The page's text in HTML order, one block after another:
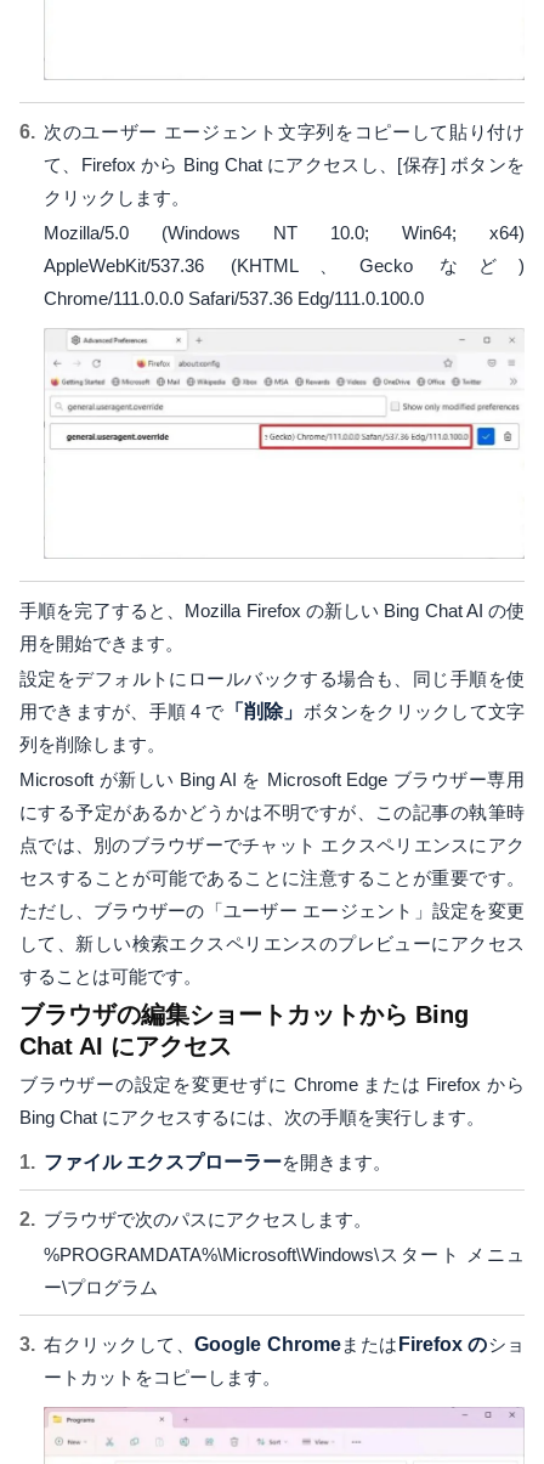
次のユーザー エージェント文字列をコピーして貼り付け
て、Firefox から Bing Chat にアクセスし、[保存] ボタンを
クリックします。
Mozilla/5.0 (Windows NT 10.0; Win64; x64)
AppleWebKit/537.36 (KHTML、Gecko など)
Chrome/111.0.0.0 Safari/537.36 Edg/111.0.100.0
手順を完了すると、Mozilla Firefox の新しい Bing Chat AI の使
用を開始できます。
設定をデフォルトにロールバックする場合も、同じ手順を使
用できますが、手順 4 で 「削除」 ボタンをクリックして文字
列を削除します。
Microsoft が新しい Bing AI を Microsoft Edge ブラウザー専用
にする予定があるかどうかは不明ですが、この記事の執筆時
点では、別のブラウザーでチャット エクスペリエンスにアク
セスすることが可能であることに注意することが重要です。
ただし、ブラウザーの「ユーザー エージェント」設定を変更
して、新しい検索エクスペリエンスのプレビューにアクセス
することは可能です。
ブラウザの編集ショートカットから Bing
Chat AI にアクセス
ブラウザーの設定を変更せずに Chrome または Firefox から
Bing Chat にアクセスするには、次の手順を実行します。
ファイル エクスプローラーを開きます。
ブラウザで次のパスにアクセスします。
%PROGRAMDATA%\Microsoft\Windows\スタート メニュ
ー\プログラム
右クリックして、 Google Chromeまたは Firefox のショ
ートカットをコピーします。